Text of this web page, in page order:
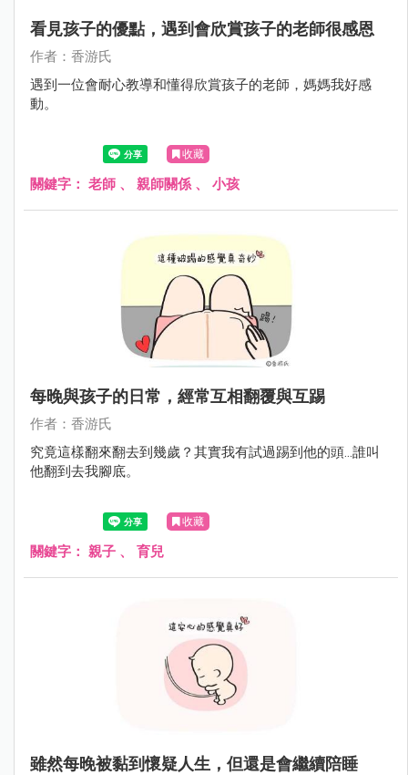
看見孩子的優點，遇到會欣賞孩子的老師很感恩
作者：香游氏
遇到一位會耐心教導和懂得欣賞孩子的老師，媽媽我好感
動。
收藏
關鍵字： 老師 、 親師關係 、 小孩
每晚與孩子的日常，經常互相翻覆與互踢
作者：香游氏
究竟這樣翻來翻去到幾歲？其實我有試過踢到他的頭...誰叫
他翻到去我腳底。
收藏
關鍵字： 親子 、 育兒
雖然每晚被黏到懷疑人生，但還是會繼續陪睡